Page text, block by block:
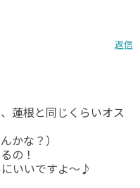
返信
蓮根と同じくらいオス
かな？）
の！
いいですよ～♪